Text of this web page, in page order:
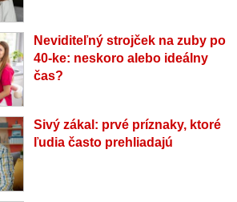
Neviditeľný strojček na zuby po
40-ke: neskoro alebo ideálny
čas?
Sivý zákal: prvé príznaky, ktoré
ľudia často prehliadajú